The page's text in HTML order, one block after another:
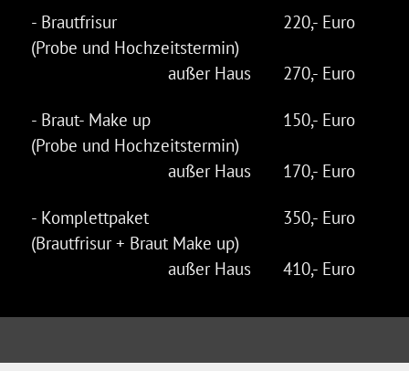
- Brautfrisur
(Probe und Hochzeitstermin)
außer Haus
220,- Euro
270,- Euro
- Braut- Make up
(Probe und Hochzeitstermin)
außer Haus
150,- Euro
170,- Euro
- Komplettpaket
(Brautfrisur + Braut Make up)
außer Haus
350,- Euro
410,- Euro